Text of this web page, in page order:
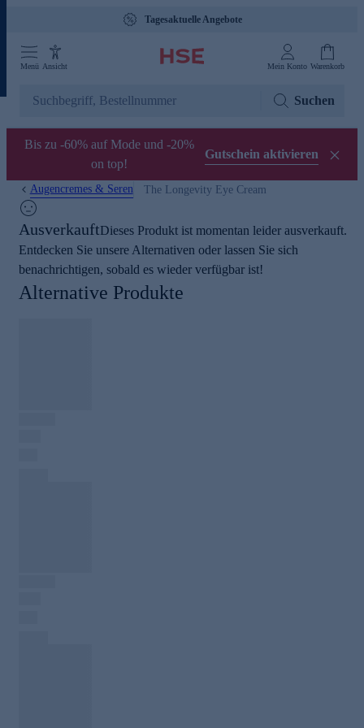
Tagesaktuelle Angebote
Menü Ansicht Mein Konto Warenkorb
Suchen
Bis zu -60% auf Mode und -20%
on top!
Gutschein aktivieren
Augencremes & Seren The Longevity Eye Cream
AusverkauftDieses Produkt ist momentan leider ausverkauft.
Entdecken Sie unsere Alternativen oder lassen Sie sich
benachrichtigen, sobald es wieder verfügbar ist!
Alternative Produkte